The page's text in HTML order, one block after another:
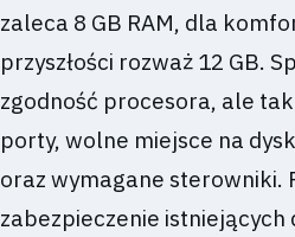
zaleca 8 GB RAM, dla
przyszłości rozważ 12 GB.
zgodność procesora, ale
porty, wolne miejsce na
oraz wymagane sterowniki.
zabezpieczenie istniejących